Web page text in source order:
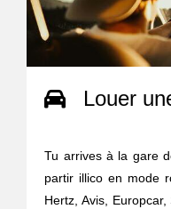
Louer
Tu arrives à la gare
partir illico en mode
Hertz, Avis,